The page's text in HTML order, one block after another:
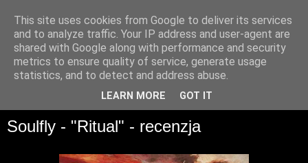
Soulfly - "Ritual" - recenzja
This site uses cookies from Google to deliver its services
and to analyze traffic. Your IP address and user-agent are
shared with Google along with performance and security
metrics to ensure quality of service, generate usage
statistics, and to detect and address abuse.
LEARN MORE GOT IT